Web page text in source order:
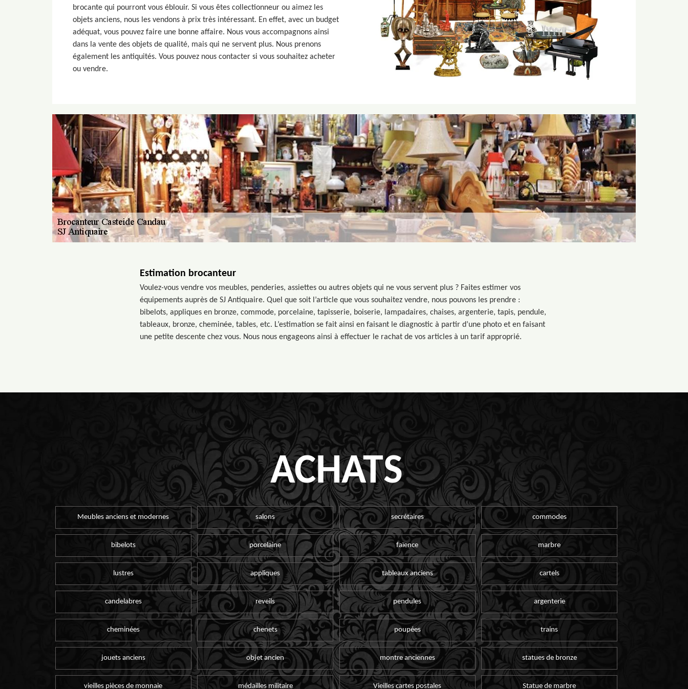
brocante qui pourront vous éblouir. Si vous êtes collectionneur ou aimez les
objets anciens, nous les vendons à prix très intéressant. En effet, avec un budget
adéquat, vous pouvez faire une bonne affaire. Nous vous accompagnons ainsi
dans la vente des objets de qualité, mais qui ne servent plus. Nous prenons
également les antiquités. Vous pouvez nous contacter si vous souhaitez acheter
ou vendre.
Estimation brocanteur
Voulez-vous vendre vos meubles, penderies, assiettes ou autres objets qui ne vous servent plus ? Faites estimer vos
équipements auprès de SJ Antiquaire. Quel que soit l’article que vous souhaitez vendre, nous pouvons les prendre :
bibelots, appliques en bronze, commode, porcelaine, tapisserie, boiserie, lampadaires, chaises, argenterie, tapis, pendule,
tableaux, bronze, cheminée, tables, etc. L’estimation se fait ainsi en faisant le diagnostic à partir d’une photo et en faisant
une petite descente chez vous. Nous nous engageons ainsi à effectuer le rachat de vos articles à un tarif approprié.
ACHATS
Meubles anciens et modernes salons secrétaires commodes
bibelots porcelaine faïence marbre
lustres appliques tableaux anciens cartels
candelabres reveils pendules argenterie
cheminées chenets poupées trains
jouets anciens objet ancien montre anciennes statues de bronze
vieilles pièces de monnaie médailles militaire Vieilles cartes postales Statue de marbre